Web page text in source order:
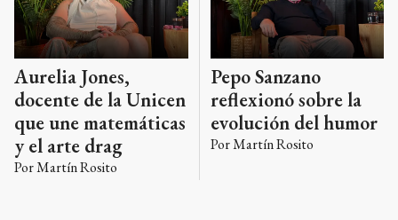
Aurelia Jones,
docente de la Unicen
que une matemáticas
y el arte drag
PorMartín Rosito
Pepo Sanzano
reflexionó sobre la
evolución del humor
PorMartín Rosito